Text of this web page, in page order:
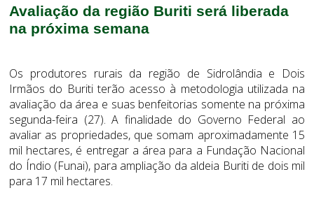
Avaliação da região Buriti será liberada
na próxima semana
Os produtores rurais da região de Sidrolândia e Dois
Irmãos do Buriti terão acesso à metodologia utilizada na
avaliação da área e suas benfeitorias somente na próxima
segunda-feira (27). A finalidade do Governo Federal ao
avaliar as propriedades, que somam aproximadamente 15
mil hectares, é entregar a área para a Fundação Nacional
do Índio (Funai), para ampliação da aldeia Buriti de dois mil
para 17 mil hectares.